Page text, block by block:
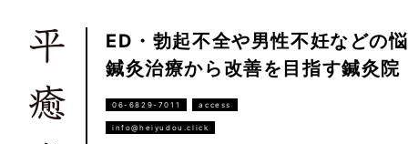
ED・勃起不全や男性不妊などの
鍼灸治療から改善を目指す鍼灸院
06-6829-7011 access
info@heiyudou.click